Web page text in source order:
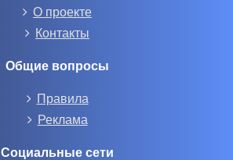
О проекте
Контакты
Общие вопросы
Правила
Реклама
Социальные сети